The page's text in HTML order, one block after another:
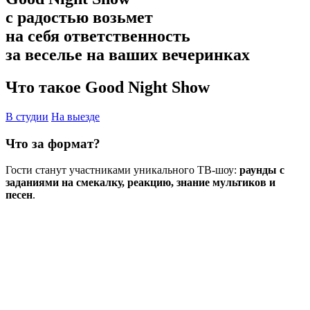
с радостью возьмет
на себя ответственность
за веселье на ваших вечеринках
Что такое Good Night Show
В студии На выезде
Что за формат?
Гости станут участниками уникального ТВ-шоу: раунды с
заданиями на смекалку, реакцию, знание мультиков и
песен.